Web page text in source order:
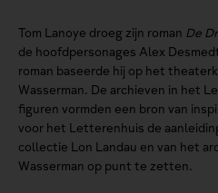
Tom Lanoye droeg zijn roman De
de hoofdpersonages Alex
roman baseerde hij op het
Wasserman. De archieven in het
figuren vormden een bron van
voor het Letterenhuis de
collectie Lon Landau en van het
Wasserman op punt te zetten.